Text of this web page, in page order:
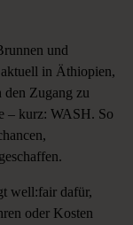
und
in Äthiopien,
den Zugang zu
– kurz: WASH. So
geschaffen.
well:fair dafür,
oder Kosten